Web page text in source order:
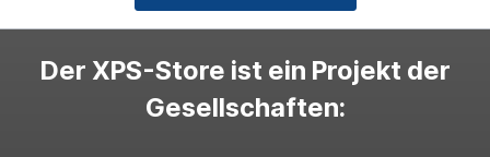
Der XPS-Store ist ein Projekt der
Gesellschaften: